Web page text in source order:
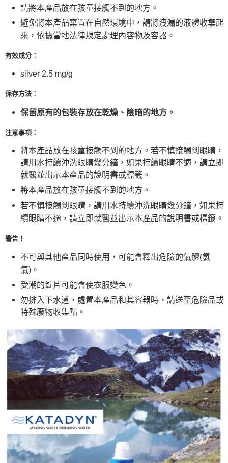
請將本產品放在孩童接觸不到的地方。
避免將本產品棄置在自然環境中，請將洩漏的液體收集起
來，依據當地法律規定處理內容物及容器。
有效成分：
silver 2.5 mg/g
保存方法：
保留原有的包裝存放在乾燥、陰暗的地方。
注意事項：
將本產品放在孩童接觸不到的地方。若不慎接觸到眼睛，
請用水持續沖洗眼睛幾分鐘，如果持續眼睛不適，請立即
就醫並出示本產品的說明書或標籤。
將本產品放在孩童接觸不到的地方。
若不慎接觸到眼睛，請用水持續沖洗眼睛幾分鐘，如果持
續眼睛不適，請立即就醫並出示本產品的說明書或標籤。
警告！
不可與其他產品同時使用，可能會釋出危險的氣體(氯
氣)。
受潮的錠片可能會使衣服變色。
勿排入下水道，處置本產品和其容器時，請送至危險品或
特殊廢物收集點。